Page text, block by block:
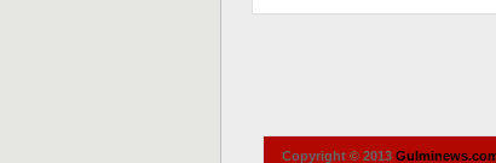
Copyright © 2013